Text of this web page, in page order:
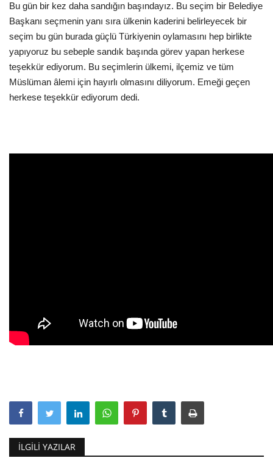
Bu gün bir kez daha sandığın başındayız. Bu seçim bir Belediye
Başkanı seçmenin yanı sıra ülkenin kaderini belirleyecek bir
seçim bu gün burada güçlü Türkiyenin oylamasını hep birlikte
yapıyoruz bu sebeple sandık başında görev yapan herkese
teşekkür ediyorum. Bu seçimlerin ülkemi, ilçemiz ve tüm
Müslüman âlemi için hayırlı olmasını diliyorum. Emeği geçen
herkese teşekkür ediyorum dedi.
İLGILI YAZILAR